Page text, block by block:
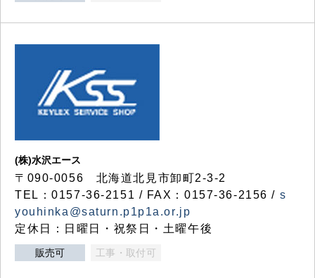
(株)水沢エース
〒090-0056 北海道北見市卸町2-3-2
TEL：0157-36-2151 / FAX：0157-36-2156 / s
youhinka@saturn.p1p1a.or.jp
定休日：日曜日・祝祭日・土曜午後
販売可 工事・取付可